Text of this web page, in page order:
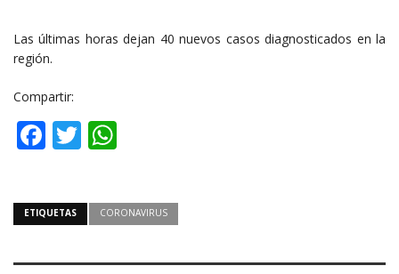
Las últimas horas dejan 40 nuevos casos diagnosticados en la
región.
Compartir:
Facebook
Twitter
ETIQUETAS CORONAVIRUS